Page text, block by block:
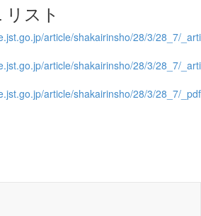
スト
article/shakairinsho/28/3/28_7/
article/shakairinsho/28/3/28_7/
article/shakairinsho/28/3/28_7/